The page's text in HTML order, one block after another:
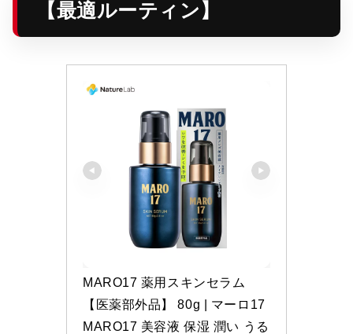
【最適ルーティン】
MARO17 薬用スキンセラム
【医薬部外品】 80g | マーロ17
MARO17 美容液 保湿 潤い うる